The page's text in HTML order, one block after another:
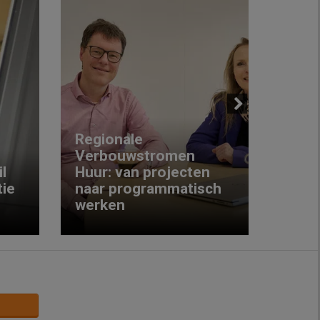
Regionale
Verbouwstromen
Huur: van projecten
naar programmatisch
werken
Next